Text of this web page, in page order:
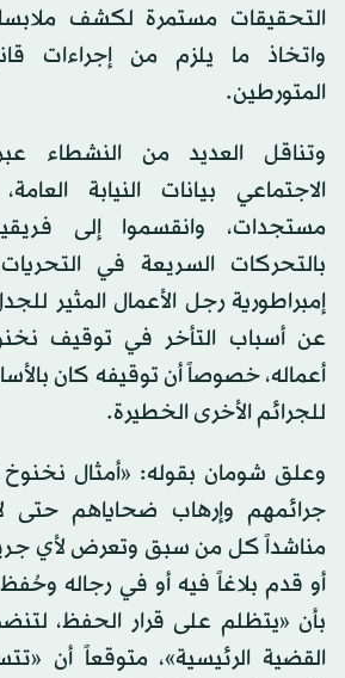
التحقيقات مستمرة لكشف
واتخاذ ما يلزم من إجراءات
المتورطين.
وتناقل العديد من النشطاء
الاجتماعي بيانات النيابة
مستجدات، وانقسموا إلى
بالتحركات السريعة في
إمبراطورية رجل الأعمال المثير
عن أسباب التأخر في توقيف
أعماله، خصوصاً أن توقيفه كان
للجرائم الأخرى الخطيرة.
وعلق شومان بقوله: «أمثال
جرائمهم وإرهاب ضحاياهم حتى لا
مناشداً كل من سبق وتعرض لأي
أو قدم بلاغاً فيه أو في رجاله وحُفظ
بأن «يتظلم على قرار الحفظ،
القضية الرئيسية»، متوقعاً أن